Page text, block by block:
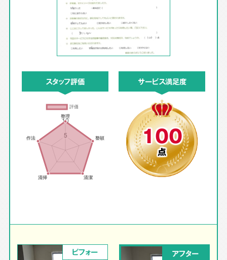
スタッフ評価 サービス満足度
100
点
ビフォー アフター